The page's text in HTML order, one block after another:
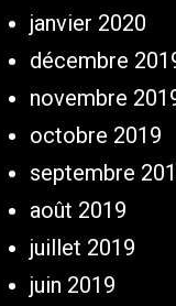
janvier 2020
décembre
novembre
octobre 2019
septembre
août 2019
juillet 2019
juin 2019